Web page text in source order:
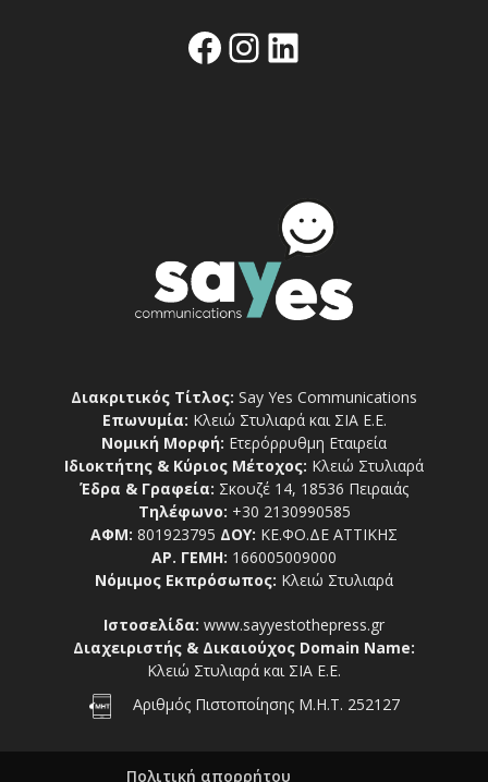
Facebook
Instagram
Linkedin
Διακριτικός Τίτλος: Say Yes Communications
Επωνυμία: Κλειώ Στυλιαρά και ΣΙΑ Ε.Ε.
Νομική Μορφή: Ετερόρρυθμη Εταιρεία
Ιδιοκτήτης & Κύριος Μέτοχος: Κλειώ Στυλιαρά
Έδρα & Γραφεία: Σκουζέ 14, 18536 Πειραιάς
Τηλέφωνο: +30 2130990585
ΑΦΜ: 801923795 ΔΟΥ: ΚΕ.ΦΟ.ΔΕ ΑΤΤΙΚΗΣ
ΑΡ. ΓΕΜΗ: 166005009000
Νόμιμος Εκπρόσωπος: Κλειώ Στυλιαρά
Ιστοσελίδα: www.sayyestothepress.gr
Διαχειριστής & Δικαιούχος Domain Name:
Κλειώ Στυλιαρά και ΣΙΑ Ε.Ε.
Αριθμός Πιστοποίησης Μ.Η.Τ. 252127
Πολιτική απορρήτου